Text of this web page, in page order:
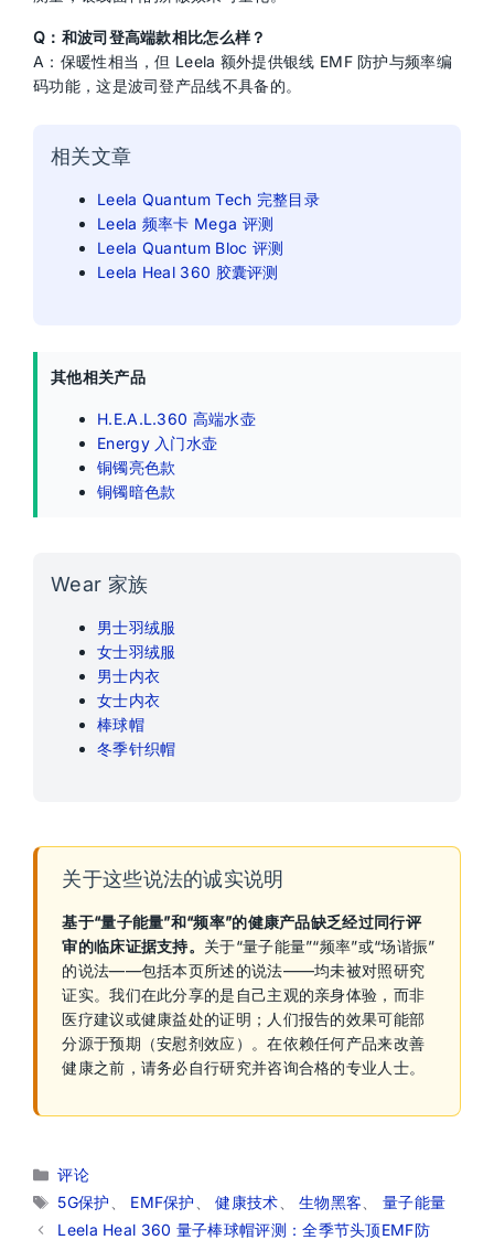
Q：和波司登高端款相比怎么样？
A：保暖性相当，但 Leela 额外提供银线 EMF 防护与频率编
码功能，这是波司登产品线不具备的。
相关文章
Leela Quantum Tech 完整目录
Leela 频率卡 Mega 评测
Leela Quantum Bloc 评测
Leela Heal 360 胶囊评测
其他相关产品
H.E.A.L.360 高端水壶
Energy 入门水壶
铜镯亮色款
铜镯暗色款
Wear 家族
男士羽绒服
女士羽绒服
男士内衣
女士内衣
棒球帽
冬季针织帽
关于这些说法的诚实说明
基于“量子能量”和“频率”的健康产品缺乏经过同行评
审的临床证据支持。 关于“量子能量”“频率”或“场谐振”
的说法——包括本页所述的说法——均未被对照研究
证实。我们在此分享的是自己主观的亲身体验，而非
医疗建议或健康益处的证明；人们报告的效果可能部
分源于预期（安慰剂效应）。在依赖任何产品来改善
健康之前，请务必自行研究并咨询合格的专业人士。
分
类
评论
标
签
5G保护 EMF保护 、健康技术 、生物黑客
量子能量
Leela Heal 360 量子棒球帽评测：全季节头顶EMF防